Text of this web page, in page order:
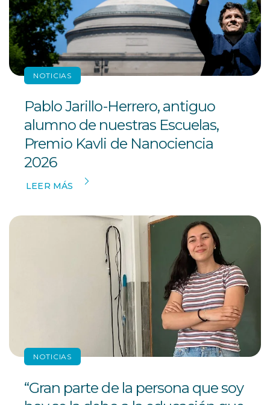
NOTICIAS
Pablo Jarillo-Herrero, antiguo
alumno de nuestras Escuelas,
Premio Kavli de Nanociencia
2026
LEER MÁS
NOTICIAS
“Gran parte de la persona que soy